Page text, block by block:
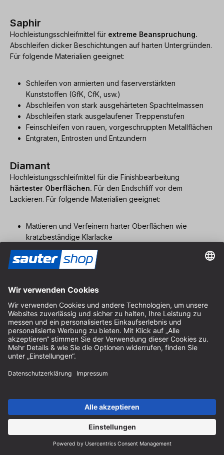
Saphir
Hochleistungsschleifmittel für extreme Beanspruchung.
Abschleifen dicker Beschichtungen auf harten Untergründen.
Für folgende Materialien geeignet:
Schleifen von armierten und faserverstärkten
Kunststoffen (GfK, CfK, usw.)
Abschleifen von stark ausgehärteten Spachtelmassen
Abschleifen stark ausgelaufener Treppenstufen
Feinschleifen von rauen, vorgeschruppten Metallflächen
Entgraten, Entrosten und Entzundern
Diamant
Hochleistungsschleifmittel für die Finishbearbeitung
härtester Oberflächen. Für den Endschliff vor dem
Lackieren. Für folgende Materialien geeignet:
Mattieren und Verfeinern harter Oberflächen wie
kratzbeständige Klarlacke
Entfernen von Overspray-Effekten (Spritznebel)
Füller
Platin 2
Mineralwerkstoffen, Hochglanzlacken und Kunststoffen.
Finish-Schliff zur Poliervorbereitung ab Korn 600. Für
folgende Materialien geeignet:
Mineralwerkstoffe wie Corian, Varicor, Cristalan
PUR-Hochglanzlacke
wasserverdünnbare Lacke
Hochleistungsschleifmittel zum Anschleifen, Aufrauen,